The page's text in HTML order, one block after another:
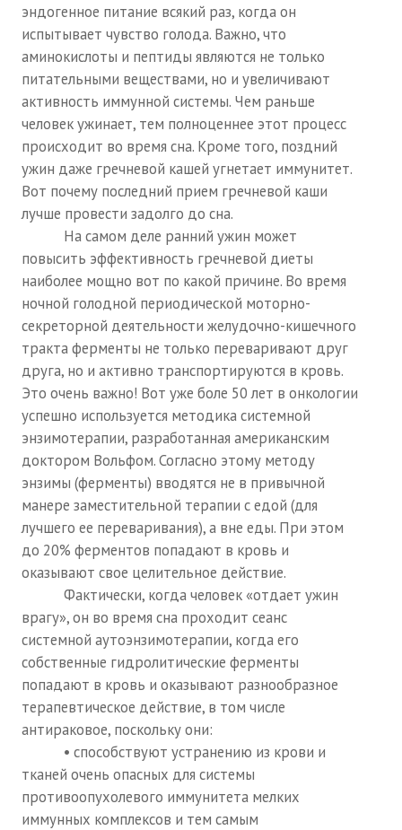
эндогенное питание всякий раз, когда он
испытывает чувство голода. Важно, что
аминокислоты и пептиды являются не только
питательными веществами, но и увеличивают
активность иммунной системы. Чем раньше
человек ужинает, тем полноценнее этот процесс
происходит во время сна. Кроме того, поздний
ужин даже гречневой кашей угнетает иммунитет.
Вот почему последний прием гречневой каши
лучше провести задолго до сна.
На самом деле ранний ужин может
повысить эффективность гречневой диеты
наиболее мощно вот по какой причине. Во время
ночной голодной периодической моторно-
секреторной деятельности желудочно-кишечного
тракта ферменты не только переваривают друг
друга, но и активно транспортируются в кровь.
Это очень важно! Вот уже боле 50 лет в онкологии
успешно используется методика системной
энзимотерапии, разработанная американским
доктором Вольфом. Согласно этому методу
энзимы (ферменты) вводятся не в привычной
манере заместительной терапии с едой (для
лучшего ее переваривания), а вне еды. При этом
до 20% ферментов попадают в кровь и
оказывают свое целительное действие.
Фактически, когда человек «отдает ужин
врагу», он во время сна проходит сеанс
системной аутоэнзимотерапии, когда его
собственные гидролитические ферменты
попадают в кровь и оказывают разнообразное
терапевтическое действие, в том числе
антираковое, поскольку они:
• способствуют устранению из крови и
тканей очень опасных для системы
противоопухолевого иммунитета мелких
иммунных комплексов и тем самым